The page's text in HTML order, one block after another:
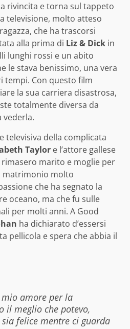
rivincita e torna sul tappeto
televisione, molto atteso
che ha trascorsi
alla prima di Liz & Dick in
lunghi rossi e un abito
le stava benissimo, una vera
tempi. Con questo film
la sua carriera disastrosa,
totalmente diversa da
vederla.
televisiva della complicata
Taylor e l’attore gallese
rimasero marito e moglie per
matrimonio molto
che ha segnato la
oceano, ma che fu sulle
per molti anni. A Good
ha dichiarato d’essersi
pellicola e spera che abbia il
mio amore per la
il meglio che potevo,
felice mentre ci guarda